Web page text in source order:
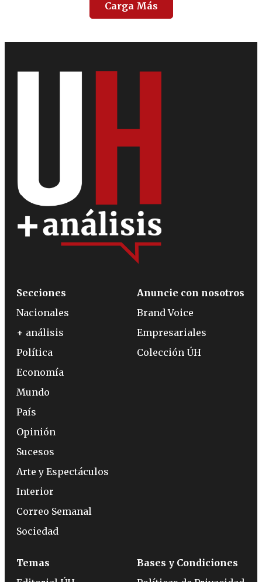
Carga Más
Secciones
Nacionales
+ análisis
Política
Economía
Mundo
País
Opinión
Sucesos
Arte y Espectáculos
Interior
Correo Semanal
Sociedad
Anuncie con nosotros
Brand Voice
Empresariales
Colección ÚH
Temas
Bases y Condiciones